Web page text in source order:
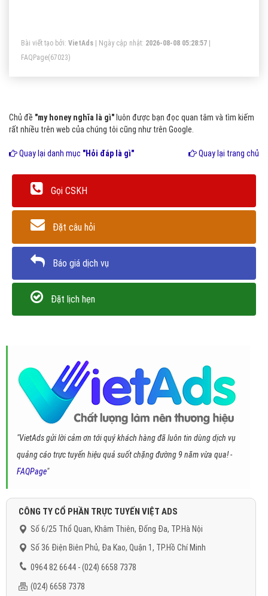
Bài viết tạo bởi: VietAds | Ngày cập nhật: 2026-08-08 05:28:57
FAQPage(67023)
Chủ đề "my honey nghĩa là gì" luôn được bạn đọc quan tâm và tìm kiếm
rất nhiều trên web của chúng tôi cũng như trên Google.
Quay lại danh mục "Hỏi đáp là gì" Quay lại trang chủ
Gọi CSKH
Đặt câu hỏi
Báo giá dịch vụ
Đặt lịch hẹn
"VietAds gửi lời cảm ơn tới quý khách hàng đã luôn tin dùng dịch vụ
quảng cáo trực tuyến hiệu quả suốt chặng đường 9 năm vừa qua! -
FAQPage"
CÔNG TY CỔ PHẦN TRỰC TUYẾN VIỆT ADS
Số 6/25 Thổ Quan, Khâm Thiên, Đống Đa, TP.Hà Nội
Số 36 Điện Biên Phủ, Đa Kao, Quận 1, TP.Hồ Chí Minh
0964 82 6644 - (024) 6658 7378
(024) 6658 7378